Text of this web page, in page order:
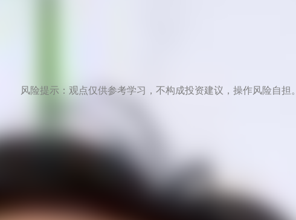
风险提示：观点仅供参考学习，不构成投资建议，操作风险自担